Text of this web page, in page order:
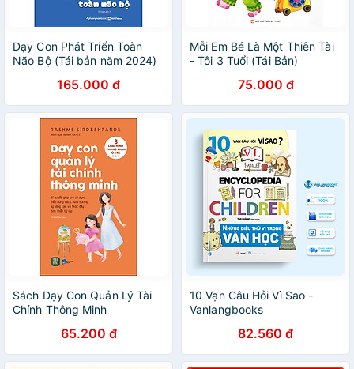
Dạy Con Phát Triển Toàn
Não Bộ (Tái bản năm 2024)
165.000 đ
Mỗi Em Bé Là Một Thiên Tài
- Tôi 3 Tuổi (Tái Bản)
75.000 đ
Sách Dạy Con Quản Lý Tài
Chính Thông Minh
65.200 đ
10 Vạn Câu Hỏi Vì Sao -
Vanlangbooks
82.560 đ